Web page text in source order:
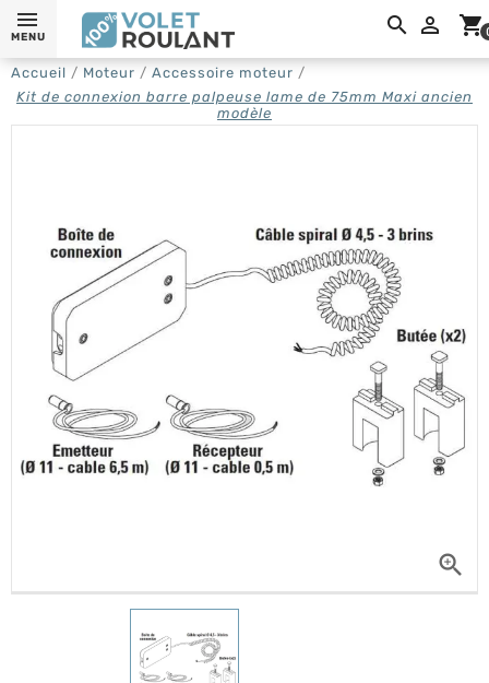
 shopping_cart
MENU
Accueil Moteur
Accessoire moteur
Kit de connexion barre palpeuse lame de 75mm Maxi ancien
modèle
